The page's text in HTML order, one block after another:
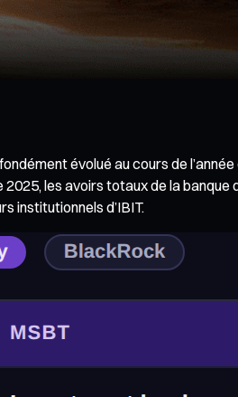
évolué au cours de
les avoirs totaux de la
institutionnels d’IBIT.